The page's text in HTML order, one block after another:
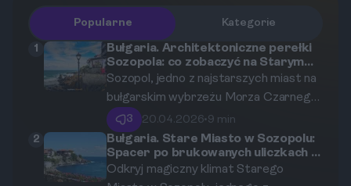
Popularne Kategorie
1
Bułgaria. Architektoniczne perełki
Sozopola: co zobaczyć na Starym
Mieście?
Sozopol, jedno z najstarszych miast na
bułgarskim wybrzeżu Morza Czarnego,
to miejsce, gdzie historia splata się z
teraźniejszością na każdym kroku. Jego
Stare Miasto, położone na
malowniczym półwyspie, jest
3 20.04.2026•9 min
2
Bułgaria. Stare Miasto w Sozopolu:
Spacer po brukowanych uliczkach i
odkrywanie historii
Odkryj magiczny klimat Starego